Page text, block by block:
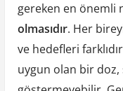
gereken en önemli
olmasıdır. Her
ve hedefleri
uygun olan bir doz,